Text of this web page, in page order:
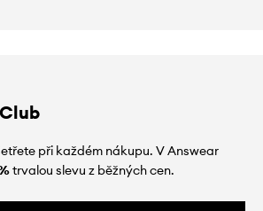
při každém nákupu. V Answear
trvalou slevu z běžných cen.